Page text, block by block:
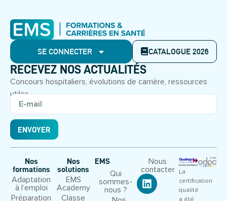
SE CONNECTER CATALOGUE 2026
RECEVEZ NOS ACTUALITÉS
Concours hospitaliers, évolutions de carrière, ressources
utiles.
ENVOYER
Nos
formations
Adaptation
à l’emploi
Préparation
Nos
solutions
EMS
Academy
Classe
EMS
Qui
sommes-
nous ?
Nous
contacter
La
certification
qualité
a été